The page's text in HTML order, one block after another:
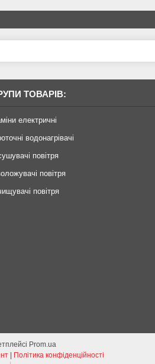
ТОВАРІВ:
електричні
водонагрівачі
повітря
повітря
повітря
Prom.ua
| Політика конфіденційності